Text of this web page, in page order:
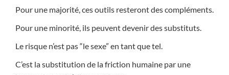
Pour une majorité, ces outils resteront des compléments.
Pour une minorité, ils peuvent devenir des substituts.
Le risque n’est pas “le sexe” en tant que tel.
C’est la substitution de la friction humaine par une